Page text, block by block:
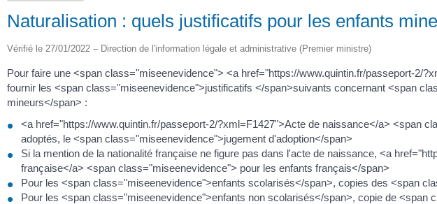
Naturalisation : quels justificatifs pour les enfants
Vérifié le 27/01/2022 – Direction de l'information légale et administrative (Premier ministre)
Pour faire une <span class="miseenevidence"> <a href="https://www.quintin.fr/passeport-2/
fournir les <span class="miseenevidence">justificatifs </span>suivants concernant <span
mineurs</span> :
<a href="https://www.quintin.fr/passeport-2/?xml=F1427">Acte de naissance</a> <span
adoptés, le <span class="miseenevidence">jugement d'adoption</span>
Si la mention de la nationalité française ne figure pas dans l'acte de naissance, <a
française</a> <span class="miseenevidence"> pour les enfants français</span>
Pour les <span class="miseenevidence">enfants scolarisés</span>, copies des <span
Pour les <span class="miseenevidence">enfants non scolarisés</span>, copie de